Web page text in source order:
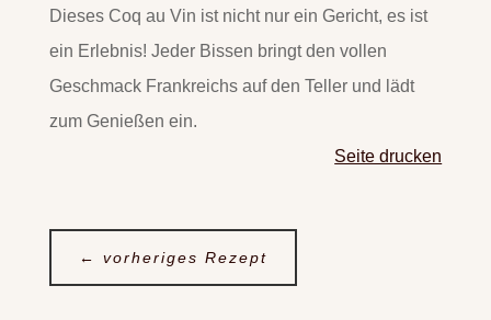
Dieses Coq au Vin ist nicht nur ein Gericht, es ist
ein Erlebnis! Jeder Bissen bringt den vollen
Geschmack Frankreichs auf den Teller und lädt
zum Genießen ein.
Seite drucken
← vorheriges Rezept